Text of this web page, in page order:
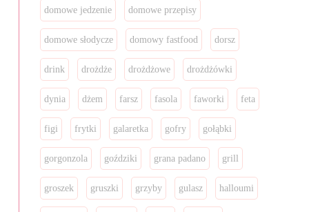
domowe jedzenie domowe przepisy
domowe słodycze domowy fastfood dorsz
drink drożdże drożdżowe drożdżówki
dynia dżem farsz fasola faworki feta
figi frytki galaretka gofry gołąbki
gorgonzola goździki grana padano grill
groszek gruszki grzyby gulasz halloumi